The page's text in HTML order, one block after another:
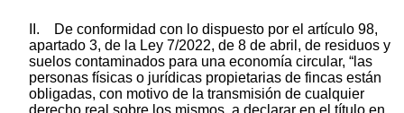
II. De conformidad con lo dispuesto por el artículo 98,
apartado 3, de la Ley 7/2022, de 8 de abril, de residuos y
suelos contaminados para una economía circular, “las
personas físicas o jurídicas propietarias de fincas están
obligadas, con motivo de la transmisión de cualquier
derecho real sobre los mismos, a declarar en el título en